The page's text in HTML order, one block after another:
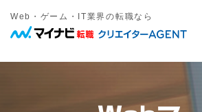
Web・ゲーム・IT業界の転職なら
職種
Web系
Webプロデューサー
年収
勤務地
東京都近郊 愛知県近郊
雇用形態
正社員 契約社員
キーワード
募集要項に関するキーワード
フリーワード
職種名・勤務地・仕事内容などを入力し